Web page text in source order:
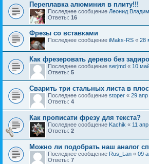
Переплавка алюминия в плиту!!!
Последнее сообщение Леонид
Ответы: 16
Фрезы со вставками
Последнее сообщение iMaks-RS « 28
Как фрезеровать дерево без
Последнее сообщение serjmd « 10
Ответы: 5
Сварить три стальных листа в
Последнее сообщение stoper « 29
Ответы: 4
Как прописати фрезу для текста?
Последнее сообщение Kachik « 11
Ответы: 2
Можно ли подобрать наш аналог
Последнее сообщение Rus_Lan « 09
Ответы: 7